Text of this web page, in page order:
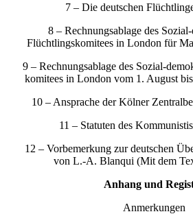
7 – Die deutschen
8 – Rechnungsablage des
Flüchtlingskomitees in London für
9 – Rechnungsablage des Sozial-
komitees in London vom 1. August
10 – Ansprache der Kölner
11 – Statuten des
12 – Vorbemerkung zur deutschen
von L.-A. Blanqui (Mit dem
Anhang und
Anmerkungen